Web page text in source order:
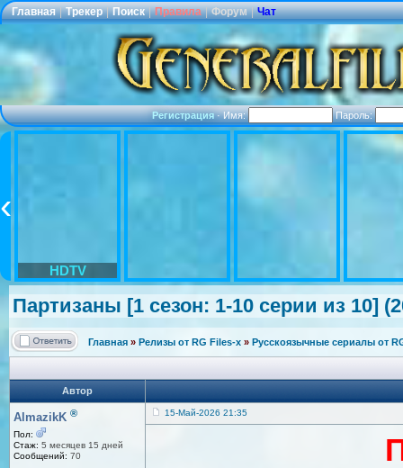
Главная | Трекер | Поиск | Правила | Форум | Чат
Регистрация·Имя: Пароль:
HDTV
Партизаны [1 сезон: 1-10 серии из 10]
Главная » Релизы от RG Files-x » Русскоязычные сериалы от
Автор
AlmazikK ®
Пол:
Стаж: 5 месяцев 15 дней
Сообщений: 70
15-Май-2026 21:35